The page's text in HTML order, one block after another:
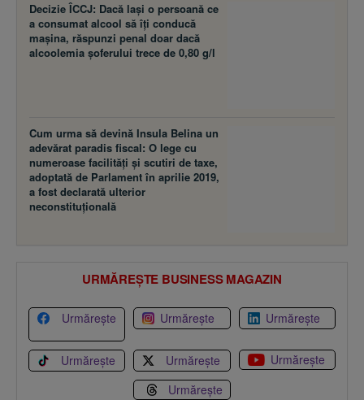
Decizie ÎCCJ: Dacă laşi o persoană ce
a consumat alcool să îţi conducă
maşina, răspunzi penal doar dacă
alcoolemia şoferului trece de 0,80 g/l
Cum urma să devină Insula Belina un
adevărat paradis fiscal: O lege cu
numeroase facilităţi şi scutiri de taxe,
adoptată de Parlament în aprilie 2019,
a fost declarată ulterior
neconstituţională
URMĂREȘTE BUSINESS MAGAZIN
Urmărește Urmărește Urmărește
Urmărește Urmărește
Urmărește
Urmărește